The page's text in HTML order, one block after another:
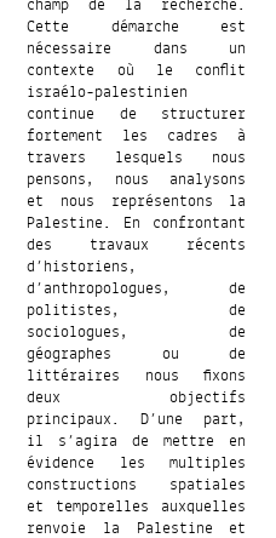
Cette démarche est
nécessaire dans un
contexte où le conflit
israélo-palestinien
continue de structurer
fortement les cadres à
travers lesquels nous
pensons, nous analysons
et nous représentons la
Palestine. En confrontant
des travaux récents
d’historiens,
d’anthropologues, de
politistes, de
sociologues, de
géographes ou de
littéraires nous fixons
deux objectifs
principaux. D’une part,
il s’agira de mettre en
évidence les multiples
constructions spatiales
et temporelles auxquelles
renvoie la Palestine et